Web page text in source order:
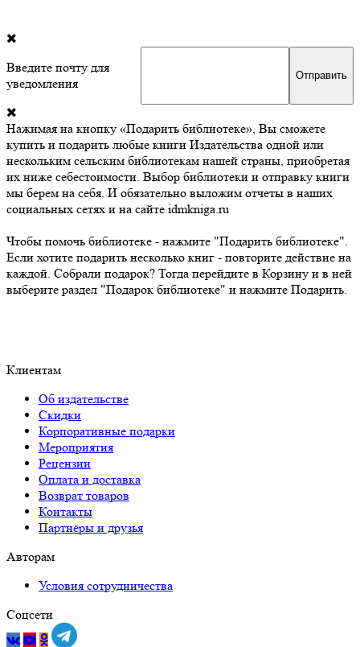
Введите почту для
уведомления
Нажимая на кнопку «Подарить библиотеке», Вы сможете
купить и подарить любые книги Издательства одной или
нескольким сельским библиотекам нашей страны, приобретая
их ниже себестоимости. Выбор библиотеки и отправку книги
мы берем на себя. И обязательно выложим отчеты в наших
социальных сетях и на сайте idmkniga.ru
Чтобы помочь библиотеке - нажмите "Подарить библиотеке".
Если хотите подарить несколько книг - повторите действие на
каждой. Собрали подарок? Тогда перейдите в Корзину и в ней
выберите раздел "Подарок библиотеке" и нажмите Подарить.
Клиентам
Об издательстве
Скидки
Корпоративные подарки
Мероприятия
Рецензии
Оплата и доставка
Возврат товаров
Контакты
Партнёры и друзья
Авторам
Условия сотрудничества
Соцсети